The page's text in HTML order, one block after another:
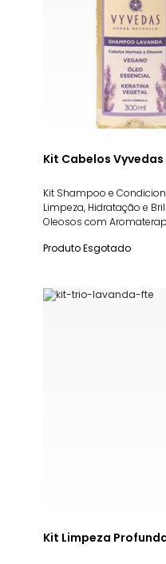
Kit Cabelos
Kit Shampoo e
Limpeza, Hidratação e
Oleosos com
Produto Esgotado
Kit Limpeza